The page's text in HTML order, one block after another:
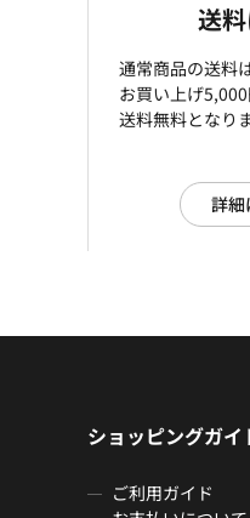
送
通常商品の送料
お買い上げ
送料無料となりま
詳細
ショッピングガイ
ご利用ガイド